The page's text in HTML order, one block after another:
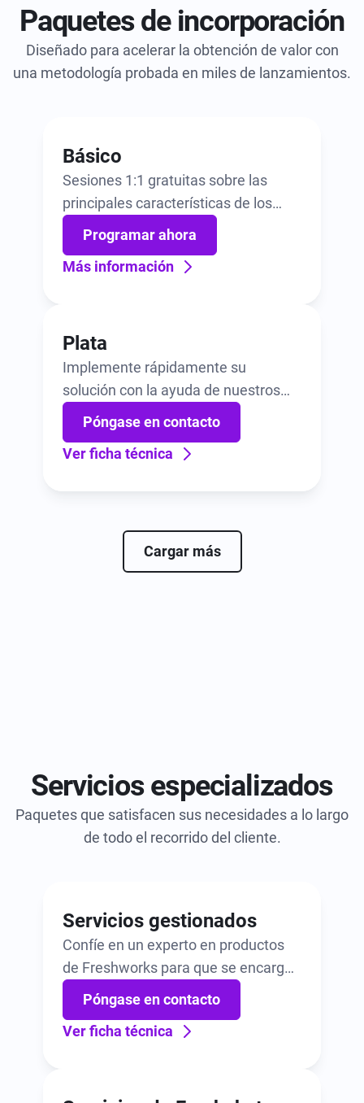
Paquetes de incorporación
Diseñado para acelerar la obtención de valor con
una metodología probada en miles de lanzamientos.
Básico
Sesiones 1:1 gratuitas sobre las
principales características de los
productos.
Programar ahora
Más información
Plata
Implemente rápidamente su
solución con la ayuda de nuestros
expertos.
Póngase en contacto
Ver ficha técnica
Cargar más
Servicios especializados
Paquetes que satisfacen sus necesidades a lo largo
de todo el recorrido del cliente.
Servicios gestionados
Confíe en un experto en productos
de Freshworks para que se encargue
de la administración de su sistema.
Incluye un lote mensual de horas
para la configuración, el intercambio
Póngase en contacto
Ver ficha técnica